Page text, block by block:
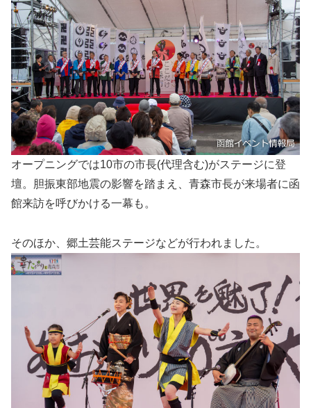
オープニングでは10市の市長(代理含む)がステージに登
壇。胆振東部地震の影響を踏まえ、青森市長が来場者に函
館来訪を呼びかける一幕も。
そのほか、郷土芸能ステージなどが行われました。